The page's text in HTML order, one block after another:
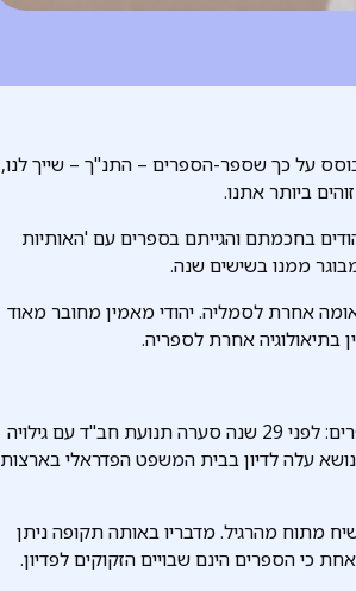
על כך שספר-הספרים – התנ"ך – שייך לנו,
ביותר אתנו.
בחכמתם והגייתם בספרים עם 'האותיות
ממנו בשישים שנה.
אחרת לסמליה. יהודי מאמין מחובר מאוד
בתיאולוגיה אחרת לספריה.
השבוע חל ה' בטבת, תאריך שיש לו משמעות רבה בעניין ספרים: לפני 29 שנה סערה תנועת חב"ד עם גילויה
עלה לדיון בבית המשפט הפדראלי בארצות
מתוח מהרגיל. מדבריו באותה תקופה ניתן
כי הספרים הינם שבויים הזקוקים לפדיון.